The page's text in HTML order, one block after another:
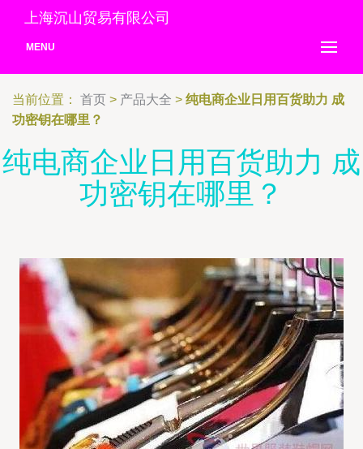
上海沉山贸易有限公司
MENU
当前位置： 首页 > 产品大全 > 纯电商企业日用百货助力 成
功密钥在哪里？
纯电商企业日用百货助力 成
功密钥在哪里？